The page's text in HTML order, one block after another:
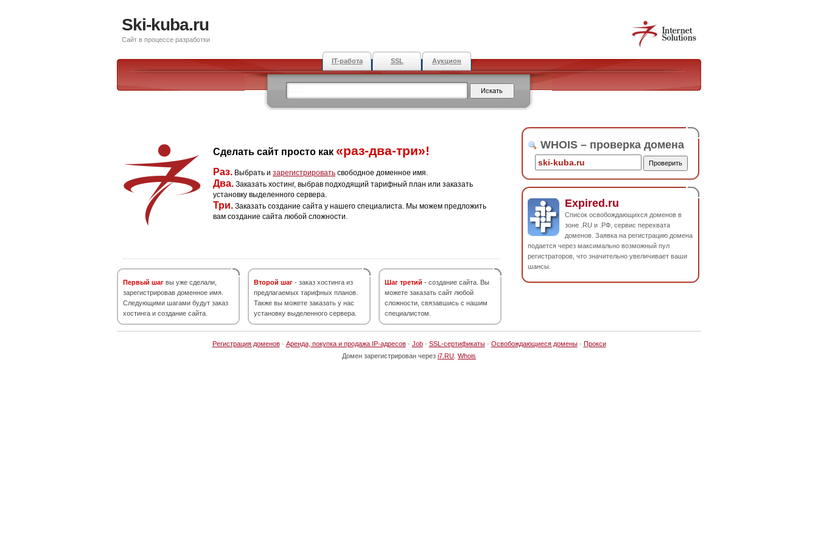
Ski-kuba.ru
Сайт в процессе разработки
IT-работа SSL Аукцион
Сделать сайт просто как «раз-два-три»!
Раз. Выбрать и зарегистрировать свободное доменное имя.
Два. Заказать хостинг, выбрав подходящий тарифный план или заказать
установку выделенного сервера.
Три. Заказать создание сайта у нашего специалиста. Мы можем предложить
вам создание сайта любой сложности.
Первый шаг вы уже сделали,
зарегистрировав доменное имя.
Следующими шагами будут заказ
хостинга и создание сайта.
Второй шаг - заказ хостинга из
предлагаемых тарифных планов.
Также вы можете заказать у нас
установку выделенного сервера.
Шаг третий - создание сайта. Вы
можете заказать сайт любой
сложности, связавшись с нашим
специалистом.
WHOIS – проверка домена
Expired.ru
Список освобождающихся доменов в
зоне .RU и .РФ, сервис перехвата
доменов. Заявка на регистрацию домена
подается через максимально возможный пул
регистраторов, что значительно увеличивает ваши
шансы.
Регистрация доменов· Аренда, покупка и продажа IP-адресов· Job· SSL-сертификаты· Освобождающиеся домены· Прокси
Домен зарегистрирован через i7.RU Whois